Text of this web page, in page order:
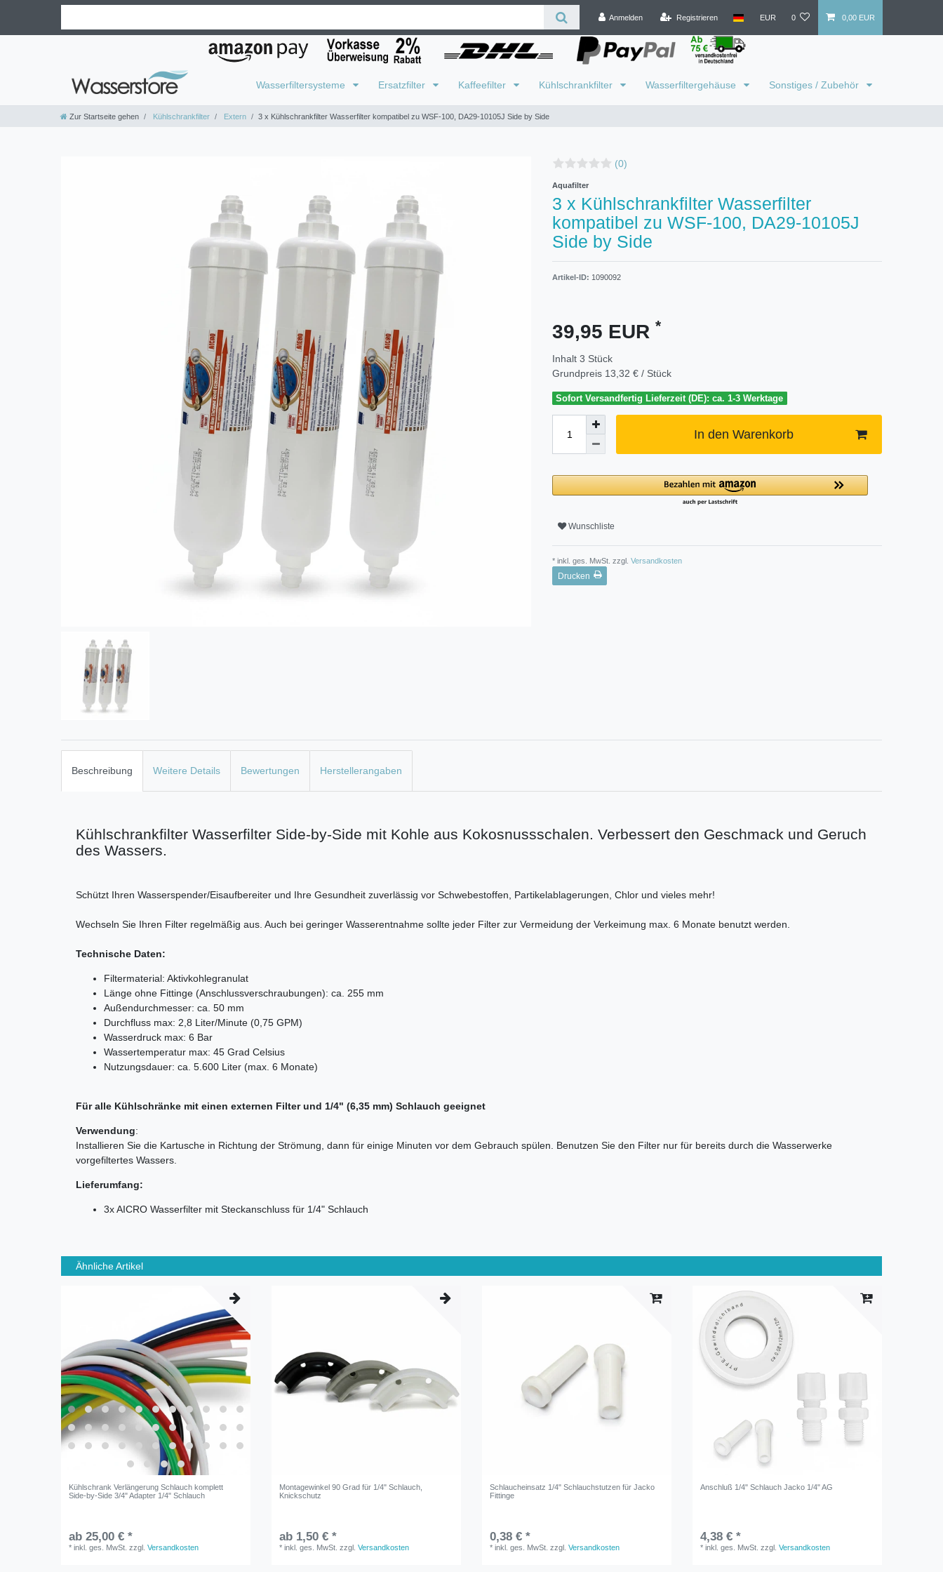
Anmelden Registrieren EUR 0 0,00 EUR
Wasserfiltersysteme Ersatzfilter Kaffeefilter Kühlschrankfilter Wasserfiltergehäuse Sonstiges / Zubehör
Zur Startseite gehen Kühlschrankfilter Extern 3 x Kühlschrankfilter Wasserfilter kompatibel zu WSF-100, DA29-10105J Side by Side
(0)
Aquafilter
3 x Kühlschrankfilter Wasserfilter
kompatibel zu WSF-100, DA29-10105J
Side by Side
Artikel-ID: 1090092
39,95 EUR *
Inhalt 3 Stück
Grundpreis 13,32 € / Stück
Sofort Versandfertig Lieferzeit (DE): ca. 1-3 Werktage
In den Warenkorb
Wunschliste
* inkl. ges. MwSt. zzgl. Versandkosten
Drucken
Beschreibung Weitere Details Bewertungen Herstellerangaben
Kühlschrankfilter Wasserfilter Side-by-Side mit Kohle aus Kokosnussschalen. Verbessert den Geschmack und Geruch
des Wassers.
Schützt Ihren Wasserspender/Eisaufbereiter und Ihre Gesundheit zuverlässig vor Schwebestoffen, Partikelablagerungen, Chlor und vieles mehr!
Wechseln Sie Ihren Filter regelmäßig aus. Auch bei geringer Wasserentnahme sollte jeder Filter zur Vermeidung der Verkeimung max. 6 Monate benutzt werden.
Technische Daten:
Filtermaterial: Aktivkohlegranulat
Länge ohne Fittinge (Anschlussverschraubungen): ca. 255 mm
Außendurchmesser: ca. 50 mm
Durchfluss max: 2,8 Liter/Minute (0,75 GPM)
Wasserdruck max: 6 Bar
Wassertemperatur max: 45 Grad Celsius
Nutzungsdauer: ca. 5.600 Liter (max. 6 Monate)
Für alle Kühlschränke mit einen externen Filter und 1/4" (6,35 mm) Schlauch geeignet
Verwendung:
Installieren Sie die Kartusche in Richtung der Strömung, dann für einige Minuten vor dem Gebrauch spülen. Benutzen Sie den Filter nur für bereits durch die Wasserwerke
vorgefiltertes Wassers.
Lieferumfang:
3x AICRO Wasserfilter mit Steckanschluss für 1/4" Schlauch
Ähnliche Artikel
Kühlschrank Verlängerung Schlauch komplett
Side-by-Side 3/4" Adapter 1/4" Schlauch
ab 25,00 € *
*inkl. ges. MwSt. zzgl.Versandkosten
Montagewinkel 90 Grad für 1/4" Schlauch,
Knickschutz
ab 1,50 € *
*inkl. ges. MwSt. zzgl.Versandkosten
Schlaucheinsatz 1/4" Schlauchstutzen für Jacko
Fittinge
0,38 € *
*inkl. ges. MwSt. zzgl.Versandkosten
Anschluß 1/4" Schlauch Jacko 1/4" AG
4,38 € *
*inkl. ges. MwSt. zzgl.Versandkosten